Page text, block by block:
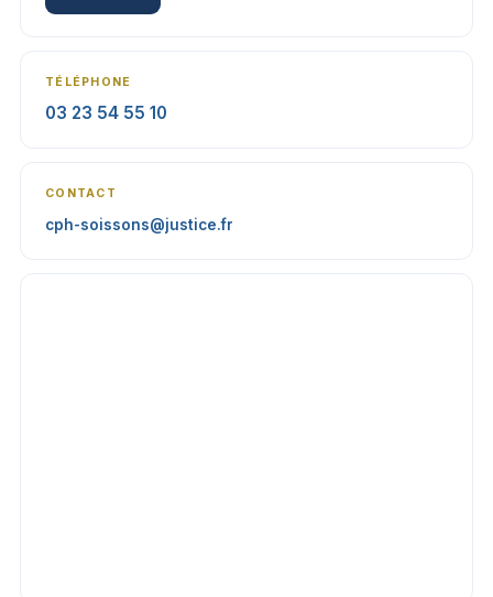
TÉLÉPHONE
03 23 54 55 10
CONTACT
cph-soissons@justice.fr